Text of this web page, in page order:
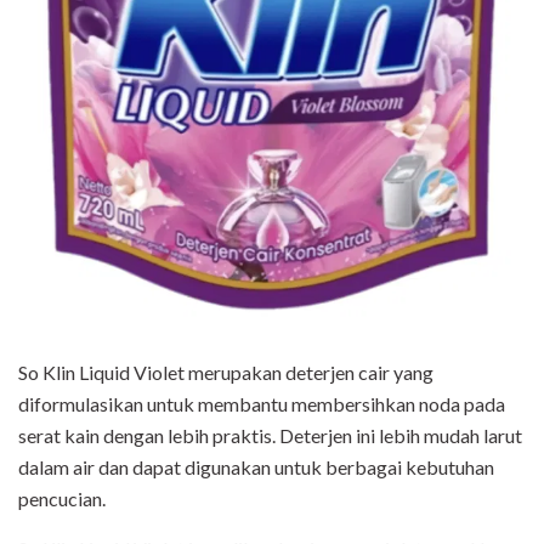
So Klin Liquid Violet merupakan deterjen cair yang
diformulasikan untuk membantu membersihkan noda pada
serat kain dengan lebih praktis. Deterjen ini lebih mudah larut
dalam air dan dapat digunakan untuk berbagai kebutuhan
pencucian.